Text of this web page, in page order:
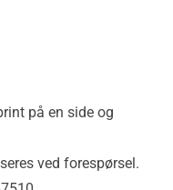
på en side og
ved forespørsel.